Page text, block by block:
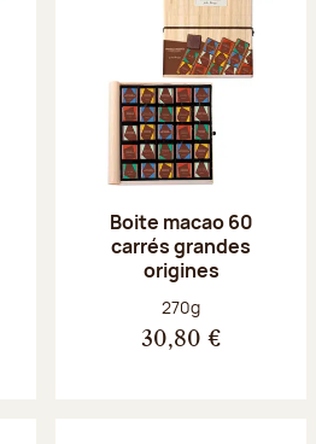
Boite macao 60
carrés grandes
origines
Poids net :
270g
30,80 €